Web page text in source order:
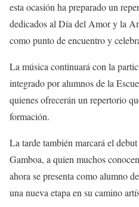
esta ocasión ha preparado un
dedicados al Día del Amor y la
como punto de encuentro y
La música continuará con la
integrado por alumnos de la
quienes ofrecerán un repertorio
formación.
La tarde también marcará el
Gamboa, a quien muchos
ahora se presenta como alumno
una nueva etapa en su camino